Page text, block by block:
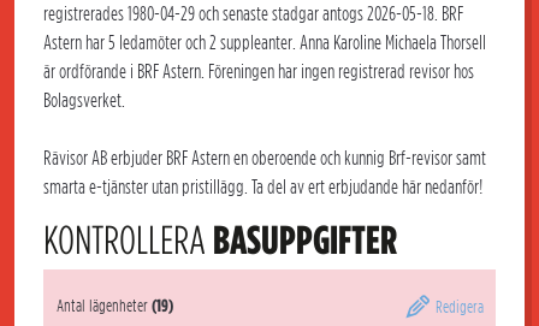
registrerades 1980-04-29 och senaste stadgar antogs 2026-05-18. BRF
Astern har 5 ledamöter och 2 suppleanter. Anna Karoline Michaela Thorsell
är ordförande i BRF Astern. Föreningen har ingen registrerad revisor hos
Bolagsverket.
Rävisor AB erbjuder BRF Astern en oberoende och kunnig Brf-revisor samt
smarta e-tjänster utan pristillägg. Ta del av ert erbjudande här nedanför!
KONTROLLERA BASUPPGIFTER
Antal lägenheter(19) Redigera